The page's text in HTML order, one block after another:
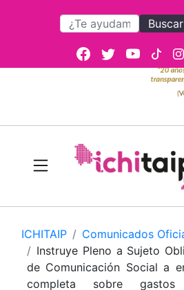
Buscar
ICHITAIP Comunicados
Instruye Pleno a Sujeto
de Comunicación Social a
completa sobre